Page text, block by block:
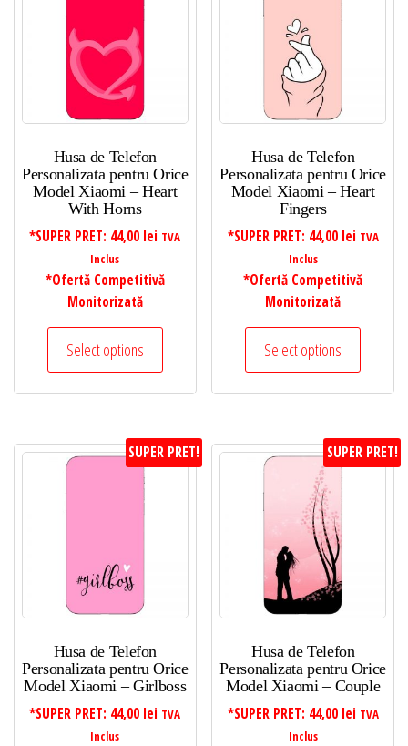
Husa de Telefon
Personalizata pentru Orice
Model Xiaomi – Heart
With Horns
*SUPER PRET: 44,00 lei TVA
Inclus
*Ofertă Competitivă
Monitorizată
Select options
Husa de Telefon
Personalizata pentru Orice
Model Xiaomi – Heart
Fingers
*SUPER PRET: 44,00 lei TVA
Inclus
*Ofertă Competitivă
Monitorizată
Select options
SUPER PRET!
Husa de Telefon
Personalizata pentru Orice
Model Xiaomi – Girlboss
*SUPER PRET: 44,00 lei TVA
Inclus
SUPER PRET!
Husa de Telefon
Personalizata pentru Orice
Model Xiaomi – Couple
*SUPER PRET: 44,00 lei TVA
Inclus